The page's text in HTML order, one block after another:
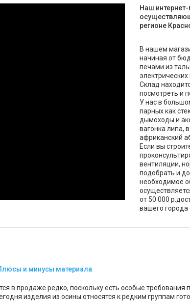
Наш интернет-
регионе
В нашем
начиная от
печами из
Склад
посмотреть и
У нас в
парных как
дымоходы и
вагонка липа,
африканский
Если вы
вентиляции,
подобрать и
необходимое
от 50 000
вашего города
и минусы материала
в продаже редко, поскольку есть особые требования
изделия из осины относятся к редким группам